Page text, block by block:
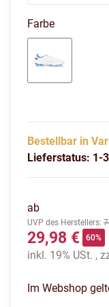
Farbe
Bestellbar in
Lieferstatus: 1-
ab
UVP des Herstellers:
29,98 € 60%
inkl. 19% USt. ,
Im Webshop